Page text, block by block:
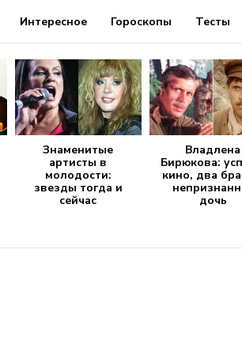
Интересное Гороскопы Тесты
Знаменитые
артисты в
молодости:
звезды тогда и
сейчас
Владлена
Бирюкова:
кино, два
дочь